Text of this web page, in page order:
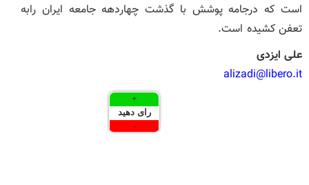
است که درجامه پوشش با گذشت چهاردهه جامعه ایران رابه
تعفن کشیده است.
علی ایزدی
alizadi@libero.it
+
رای دهید
-